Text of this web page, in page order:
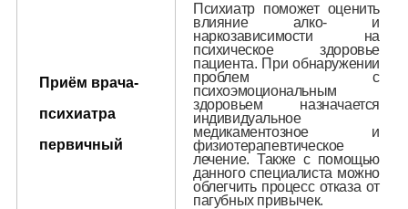
Приём врача-
психиатра
первичный
Психиатр поможет оценить
влияние алко- и
наркозависимости на
психическое здоровье
пациента. При обнаружении
проблем с
психоэмоциональным
здоровьем назначается
индивидуальное
медикаментозное и
физиотерапевтическое
лечение. Также с помощью
данного специалиста можно
облегчить процесс отказа от
пагубных привычек.